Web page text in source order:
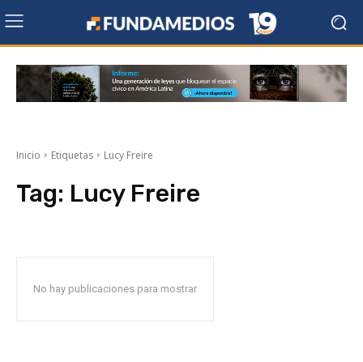
Inicio Etiquetas Lucy Freire
Tag: Lucy Freire
No hay publicaciones para mostrar